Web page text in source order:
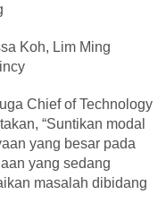
Koh, Lim Ming
Chief of Technology
“Suntikan modal
yang besar pada
yang sedang
masalah dibidang